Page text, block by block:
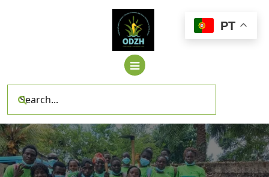
PT